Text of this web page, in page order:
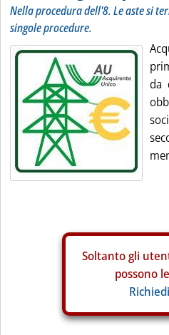
Nella procedura dell'8. Le aste si
singole procedure.
da
Soltanto gli
possono